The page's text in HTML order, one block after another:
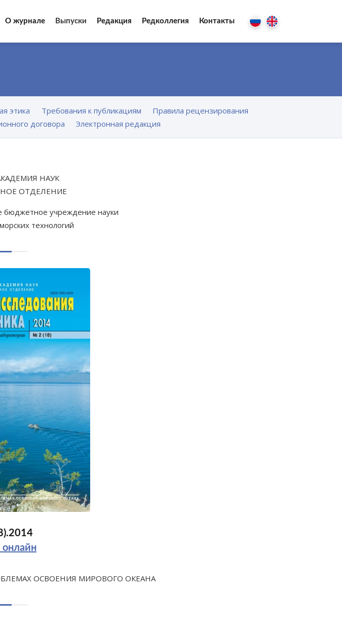
О журнале Выпуски Редакция Редколлегия Контакты
этика Требования к публикациям
Правила рецензирования
договора Электронная редакция
НАУК
ОТДЕЛЕНИЕ
бюджетное учреждение науки
технологий
онлайн
ОСВОЕНИЯ МИРОВОГО ОКЕАНА